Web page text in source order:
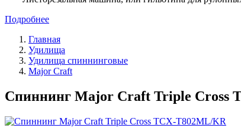
Подробнее
Главная
Удилища
Удилища спиннинговые
Major Craft
Спиннинг Major Craft Triple Cross